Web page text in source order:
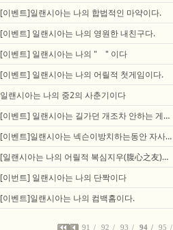
[이벤트]일랜시아는 나의 합법적인 마약이다.
[이벤트] 일랜시아는 나의 영원한 내친구다.
[이벤트] 일랜시아는 나의 " " 이다
[이벤트] 일랜시아는 나의 어릴적 첫게임이다.
일랜시아는 나의 중2의 사춘기이다
[이벤트] 일랜시아는 길가던 개조차 안하는 게임이다
[이벤트]일랜시아는 넥슨이방치하는동안 자사천지가됐다
[일랜시아는 나의 어릴적 복심지우(腹心之友)이다]
[이번트] 일랜시아는 나의 단짝이다
[이벤트]일랜시아는 나의 컴백홈이다.
91 92 93 94 95